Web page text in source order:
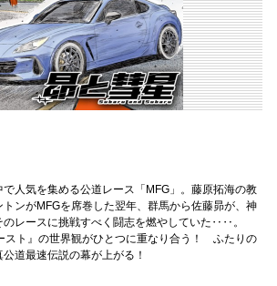
で人気を集める公道レース「MFG」。藤原拓海の教
トンがMFGを席巻した翌年、群馬から佐藤昴が、神
のレースに挑戦すべく闘志を燃やしていた‥‥。
スト』の世界観がひとつに重なり合う！ ふたりの
公道最速伝説の幕が上がる！